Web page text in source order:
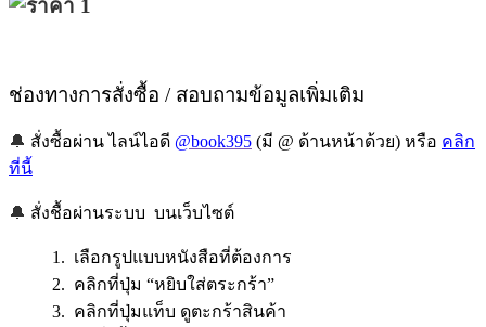
ช่องทางการสั่งซื้อ / สอบถามข้อมูลเพิ่มเติม
🔔 สั่งซื้อผ่าน ไลน์ไอดี @book395 (มี @ ด้านหน้าด้วย) หรือ คลิก
ที่นี้
🔔 สั่งชื้อผ่านระบบ บนเว็บไซต์
1. เลือกรูปแบบหนังสือที่ต้องการ
2. คลิกที่ปุ่ม “หยิบใส่ตระกร้า”
3. คลิกที่ปุ่มแท็บ ดูตะกร้าสินค้า